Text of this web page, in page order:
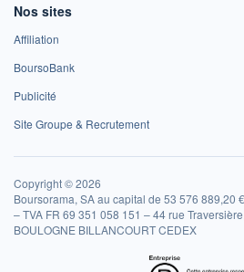
Nos sites
Affiliation
BoursoBank
Publicité
Site Groupe & Recrutement
Copyright © 2026
Boursorama, SA au capital de 53 576 889,20
– TVA FR 69 351 058 151 – 44 rue
BOULOGNE BILLANCOURT CEDEX